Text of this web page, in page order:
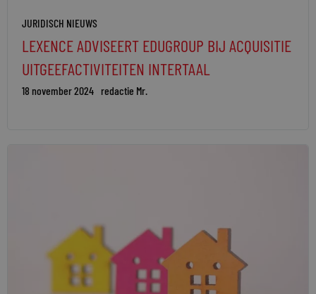
JURIDISCH NIEUWS
LEXENCE ADVISEERT EDUGROUP BIJ ACQUISITIE
UITGEEFACTIVITEITEN INTERTAAL
18 november 2024 redactie Mr.